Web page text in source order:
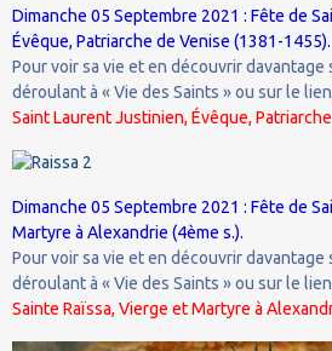
Dimanche 05 Septembre 2021 : Fête de
Évêque, Patriarche de Venise (1381-1455).
Pour voir sa vie et en découvrir davantage
déroulant à « Vie des Saints » ou sur le
Saint Laurent Justinien, Évêque,
Dimanche 05 Septembre 2021 : Fête de
Martyre à Alexandrie (4ème s.).
Pour voir sa vie et en découvrir
déroulant à « Vie des Saints » ou sur le
Sainte Raïssa, Vierge et Martyre à